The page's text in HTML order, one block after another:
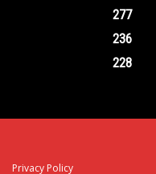
277
236
228
Privacy Policy